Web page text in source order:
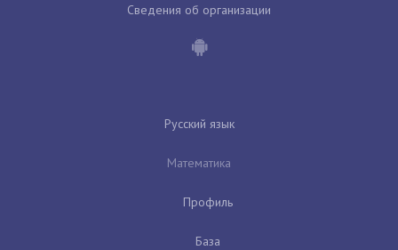
Сведения об организации
Русский язык
Математика
Профиль
База